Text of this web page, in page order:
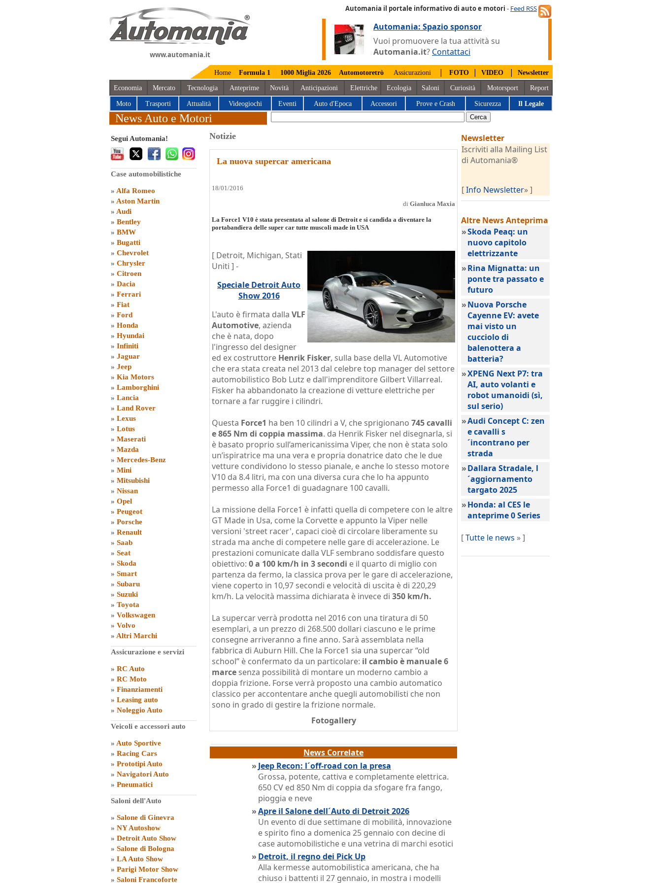
www.automania.it
Automania il portale informativo di auto e motori - Feed RSS
Automania: Spazio sponsor
Vuoi promuovere la tua attività su
Automania.it? Contattaci
Home Formula 1 1000 Miglia 2026 Automotoretrò Assicurazioni | FOTO | VIDEO | Newsletter
Economia Mercato Tecnologia Anteprime Novità Anticipazioni Elettriche Ecologia Saloni Curiosità Motorsport Report
Moto Trasporti Attualità Videogiochi Eventi Auto d'Epoca Accessori Prove e Crash Sicurezza Il Legale
News Auto e Motori
Segui Automania!
Case automobilistiche
» Alfa Romeo
» Aston Martin
» Audi
» Bentley
» BMW
» Bugatti
» Chevrolet
» Chrysler
» Citroen
» Dacia
» Ferrari
» Fiat
» Ford
» Honda
» Hyundai
» Infiniti
» Jaguar
» Jeep
» Kia Motors
» Lamborghini
» Lancia
» Land Rover
» Lexus
» Lotus
» Maserati
» Mazda
» Mercedes-Benz
» Mini
» Mitsubishi
» Nissan
» Opel
» Peugeot
» Porsche
» Renault
» Saab
» Seat
» Skoda
» Smart
» Subaru
» Suzuki
» Toyota
» Volkswagen
» Volvo
» Altri Marchi
Assicurazione e servizi
» RC Auto
» RC Moto
» Finanziamenti
» Leasing auto
» Noleggio Auto
Veicoli e accessori auto
» Auto Sportive
» Racing Cars
» Prototipi Auto
» Navigatori Auto
» Pneumatici
Saloni dell'Auto
» Salone di Ginevra
» NY Autoshow
» Detroit Auto Show
» Salone di Bologna
» LA Auto Show
» Parigi Motor Show
» Saloni Francoforte
Notizie
La nuova supercar americana
18/01/2016
di Gianluca Maxia
La Force1 V10 è stata presentata al salone di Detroit e si candida a diventare la
portabandiera delle super car tutte muscoli made in USA
[ Detroit, Michigan, Stati
Uniti ] -
Speciale Detroit Auto
Show 2016
L'auto è firmata dalla VLF
Automotive, azienda
che è nata, dopo
l'ingresso del designer
ed ex costruttore Henrik Fisker, sulla base della VL Automotive
che era stata creata nel 2013 dal celebre top manager del settore
automobilistico Bob Lutz e dall'imprenditore Gilbert Villarreal.
Fisker ha abbandonato la creazione di vetture elettriche per
tornare a far ruggire i cilindri.
Questa Force1 ha ben 10 cilindri a V, che sprigionano 745 cavalli
e 865 Nm di coppia massima. da Henrik Fisker nel disegnarla, si
è basato proprio sull’americanissima Viper, che non è stata solo
un’ispiratrice ma una vera e propria donatrice dato che le due
vetture condividono lo stesso pianale, e anche lo stesso motore
V10 da 8.4 litri, ma con una diversa cura che lo ha appunto
permesso alla Force1 di guadagnare 100 cavalli.
La missione della Force1 è infatti quella di competere con le altre
GT Made in Usa, come la Corvette e appunto la Viper nelle
versioni 'street racer', capaci cioè di circolare liberamente su
strada ma anche di competere nelle gare di accelerazione. Le
prestazioni comunicate dalla VLF sembrano soddisfare questo
obiettivo: 0 a 100 km/h in 3 secondi e il quarto di miglio con
partenza da fermo, la classica prova per le gare di accelerazione,
viene coperto in 10,97 secondi e velocità di uscita è di 220,29
km/h. La velocità massima dichiarata è invece di 350 km/h.
La supercar verrà prodotta nel 2016 con una tiratura di 50
esemplari, a un prezzo di 268.500 dollari ciascuno e le prime
consegne arriveranno a fine anno. Sarà assemblata nella
fabbrica di Auburn Hill. Che la Force1 sia una supercar “old
school” è confermato da un particolare: il cambio è manuale 6
marce senza possibilità di montare un moderno cambio a
doppia frizione. Forse verrà proposto una cambio automatico
classico per accontentare anche quegli automobilisti che non
sono in grado di gestire la frizione normale.
Fotogallery
News Correlate
» Jeep Recon: l´off-road con la presa
Grossa, potente, cattiva e completamente elettrica.
650 CV ed 850 Nm di coppia da sfogare fra fango,
pioggia e neve
»Apre il Salone dell´Auto di Detroit 2026
Un evento di due settimane di mobilità, innovazione
e spirito fino a domenica 25 gennaio con decine di
case automobilistiche e una vetrina di marchi esotici
» Detroit, il regno dei Pick Up
Alla kermesse automobilistica americana, che ha
chiuso i battenti il 27 gennaio, in mostra i modelli
Newsletter
Iscriviti alla Mailing List
di Automania®
[Info Newsletter» ]
Altre NewsAnteprima
»Skoda Peaq: un
nuovo capitolo
elettrizzante
»Rina Mignatta: un
ponte tra passato e
futuro
»Nuova Porsche
Cayenne EV: avete
mai visto un
cucciolo di
balenottera a
batteria?
»XPENG Next P7: tra
AI, auto volanti e
robot umanoidi (sì,
sul serio)
»Audi Concept C: zen
e cavalli s
´incontrano per
strada
»Dallara Stradale, l
´aggiornamento
targato 2025
»Honda: al CES le
anteprime 0 Series
[Tutte le news » ]